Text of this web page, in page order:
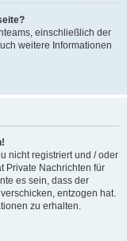
einschließlich der
weitere Informationen
nicht registriert und / oder
Private Nachrichten für
es sein, dass der
entzogen hat.
zu erhalten.